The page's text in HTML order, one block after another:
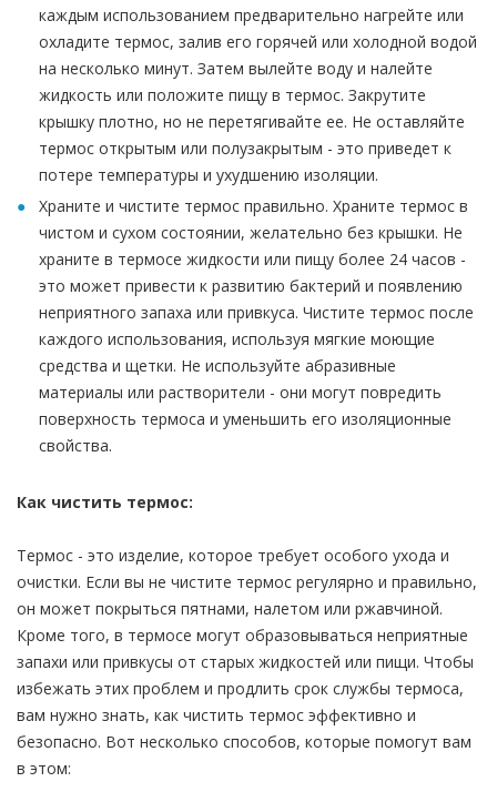
каждым использованием предварительно нагрейте или
охладите термос, залив его горячей или холодной водой
на несколько минут. Затем вылейте воду и налейте
жидкость или положите пищу в термос. Закрутите
крышку плотно, но не перетягивайте ее. Не оставляйте
термос открытым или полузакрытым - это приведет к
потере температуры и ухудшению изоляции.
Храните и чистите термос правильно. Храните термос в
чистом и сухом состоянии, желательно без крышки. Не
храните в термосе жидкости или пищу более 24 часов -
это может привести к развитию бактерий и появлению
неприятного запаха или привкуса. Чистите термос после
каждого использования, используя мягкие моющие
средства и щетки. Не используйте абразивные
материалы или растворители - они могут повредить
поверхность термоса и уменьшить его изоляционные
свойства.
Как чистить термос:
Термос - это изделие, которое требует особого ухода и
очистки. Если вы не чистите термос регулярно и правильно,
он может покрыться пятнами, налетом или ржавчиной.
Кроме того, в термосе могут образовываться неприятные
запахи или привкусы от старых жидкостей или пищи. Чтобы
избежать этих проблем и продлить срок службы термоса,
вам нужно знать, как чистить термос эффективно и
безопасно. Вот несколько способов, которые помогут вам
в этом: